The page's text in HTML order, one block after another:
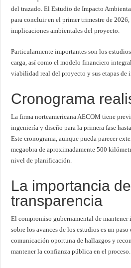
del trazado. El Estudio de Impacto
para concluir en el primer trimestre de
implicaciones ambientales del proyecto.
Particularmente importantes son los
carga, así como el modelo financiero
viabilidad real del proyecto y sus etapas de
Cronograma
La firma norteamericana AECOM tiene
ingeniería y diseño para la primera fase
Este cronograma, aunque pueda parecer
megaobra de aproximadamente 500
nivel de planificación.
La importancia
transparencia
El compromiso gubernamental de
sobre los avances de los estudios es un
comunicación oportuna de hallazgos y
mantener la confianza pública en el proceso.